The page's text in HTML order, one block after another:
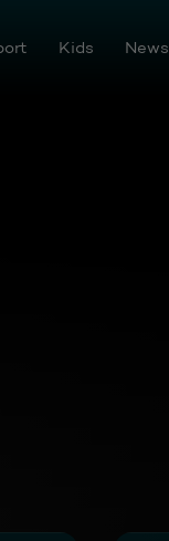
Kids News